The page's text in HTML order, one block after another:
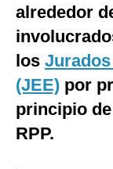
Tecnología
Mix
G de Gestión
alrededor
los
(JEE) por
principio
RPP.